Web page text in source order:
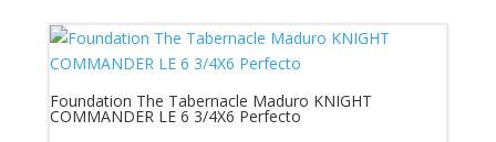
Foundation The Tabernacle Maduro KNIGHT
COMMANDER LE 6 3/4X6 Perfecto